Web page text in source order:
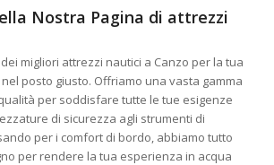
Nostra Pagina di attrezzi
migliori attrezzi nautici a Canzo per la tua
posto giusto. Offriamo una vasta gamma
per soddisfare tutte le tue esigenze
di sicurezza agli strumenti di
per i comfort di bordo, abbiamo tutto
per rendere la tua esperienza in acqua